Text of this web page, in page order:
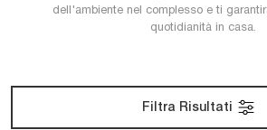
dell'ambiente nel complesso e ti
quotidianità in casa.
Filtra Risultati